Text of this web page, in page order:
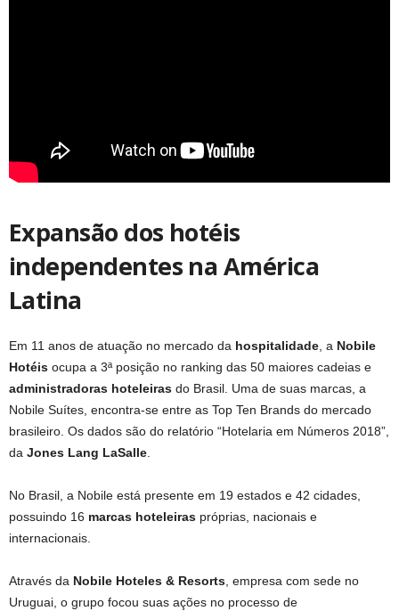
Expansão dos hotéis
independentes na América
Latina
Em 11 anos de atuação no mercado da hospitalidade , a Nobile
Hotéis ocupa a 3ª posição no ranking das 50 maiores cadeias e
administradoras hoteleiras do Brasil. Uma de suas marcas, a
Nobile Suítes, encontra-se entre as Top Ten Brands do mercado
brasileiro. Os dados são do relatório “Hotelaria em Números 2018”,
da Jones Lang LaSalle
No Brasil, a Nobile está presente em 19 estados e 42 cidades,
possuindo 16 marcas hoteleiras próprias, nacionais e
internacionais.
Através da Nobile Hoteles & Resorts , empresa com sede no
Uruguai, o grupo focou suas ações no processo de